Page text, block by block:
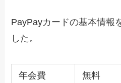
PayPayカードの基本情報
した。
年会費 無料